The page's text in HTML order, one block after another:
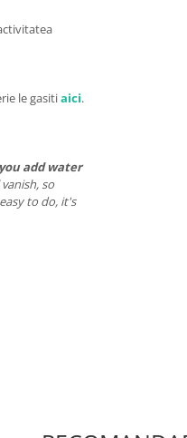
le gasitiaici.
add water
so
to do, it's